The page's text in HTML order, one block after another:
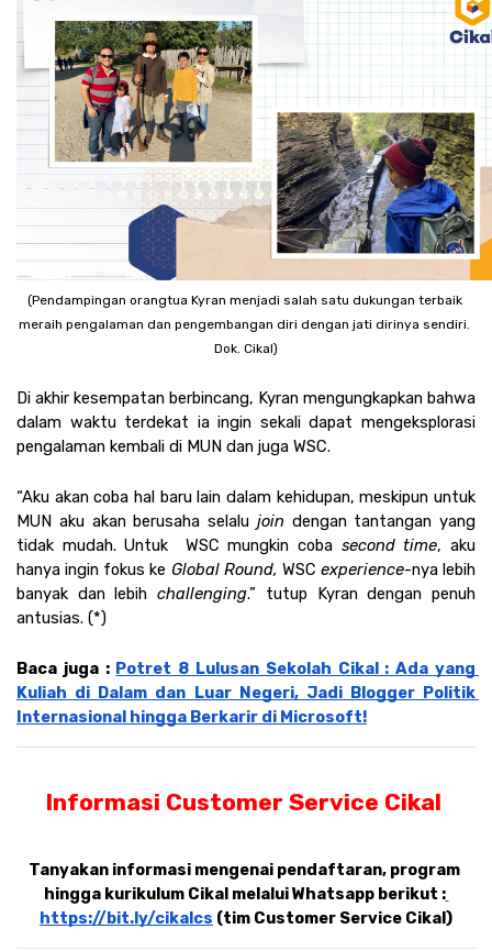
(Pendampingan orangtua Kyran menjadi salah satu dukungan terbaik
meraih pengalaman dan pengembangan diri dengan jati dirinya sendiri.
Dok. Cikal)
Di akhir kesempatan berbincang, Kyran mengungkapkan bahwa
dalam waktu terdekat ia ingin sekali dapat mengeksplorasi
pengalaman kembali di MUN dan juga WSC.
“Aku akan coba hal baru lain dalam kehidupan, meskipun untuk
MUN aku akan berusaha selalu join dengan tantangan yang
tidak mudah. Untuk  WSC mungkin coba second time, aku
hanya ingin fokus ke Global Round, WSC experience-nya lebih
banyak dan lebih challenging.” tutup Kyran dengan penuh
antusias. (*)
Baca juga : Potret 8 Lulusan Sekolah Cikal : Ada yang
Kuliah di Dalam dan Luar Negeri, Jadi Blogger Politik
Internasional hingga Berkarir di Microsoft!
Informasi Customer Service Cikal
Tanyakan informasi mengenai pendaftaran, program
hingga kurikulum Cikal melalui Whatsapp berikut :
https://bit.ly/cikalcs (tim Customer Service Cikal)